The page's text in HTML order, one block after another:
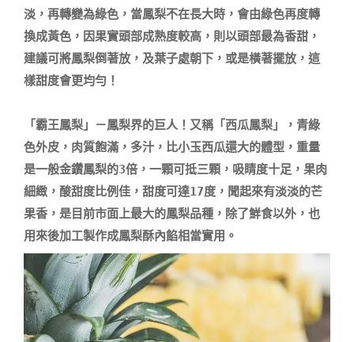
淡，再轉變為綠色，當鳳梨不在長大時，會由綠色再度轉
換成黃色，因果實頭部成熟度較高，則以頭部最為香甜，
建議可將鳳梨倒著放，及葉子處朝下，或是橫著擺放，這
樣甜度會更均勻！
「霸王鳳梨」－鳳梨界的巨人！又稱「西瓜鳳梨」，青綠
色外皮，肉質飽滿，多汁，比小玉西瓜還大的體型，重量
是一般金鑽鳳梨的3倍，一顆可抵三顆，吸睛度十足，果肉
細緻，酸甜度比例佳，甜度可達17度，聞起來有淡淡的芒
果香，是目前市面上最大的鳳梨品種，除了鮮食以外，也